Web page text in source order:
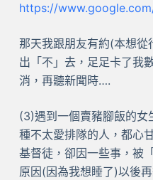
https://
那天我跟朋友有約(本想
出「不」去，足足卡了我
消，再聽新聞時….
(3)遇到一個賣豬腳飯的女
種不太愛排隊的人，都心
基督徒，卻因一些事，被
原因(因為我想睡了)以後